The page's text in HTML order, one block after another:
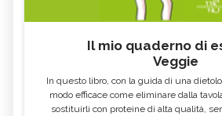
Il mio quaderno di
Veggie
In questo libro, con la guida di una
modo efficace come eliminare dalla
sostituirli con proteine di alta qualità,